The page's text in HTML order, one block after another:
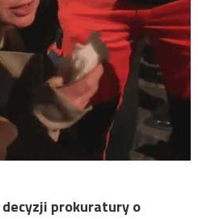
prokuratury o